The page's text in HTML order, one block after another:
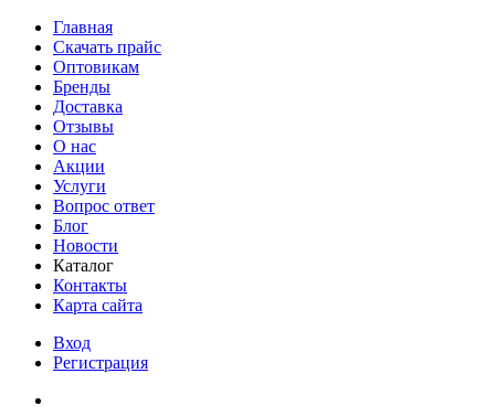
Главная
Скачать прайс
Оптовикам
Бренды
Доставка
Отзывы
О нас
Акции
Услуги
Вопрос ответ
Блог
Новости
Каталог
Контакты
Карта сайта
Вход
Регистрация